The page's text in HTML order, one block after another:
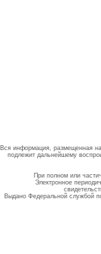
Вся информация, размещенная
подлежит дальнейшему
При полном или
Электронное
Выдано Федеральной службой